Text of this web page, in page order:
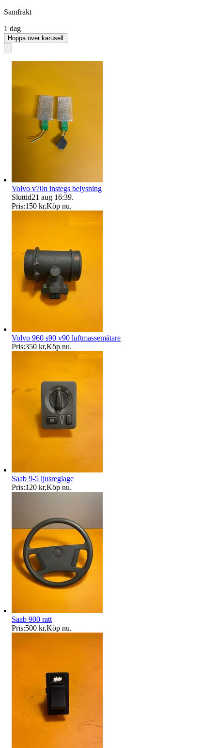
Samfrakt
1 dag
Hoppa över karusell
Volvo v70n instegs belysning
Sluttid21 aug 16:39.
Pris:150 kr,Köp nu.
Volvo 960 s90 v90 luftmassemätare
Pris:350 kr,Köp nu.
Saab 9-5 ljusreglage
Pris:120 kr,Köp nu.
Saab 900 ratt
Pris:500 kr,Köp nu.